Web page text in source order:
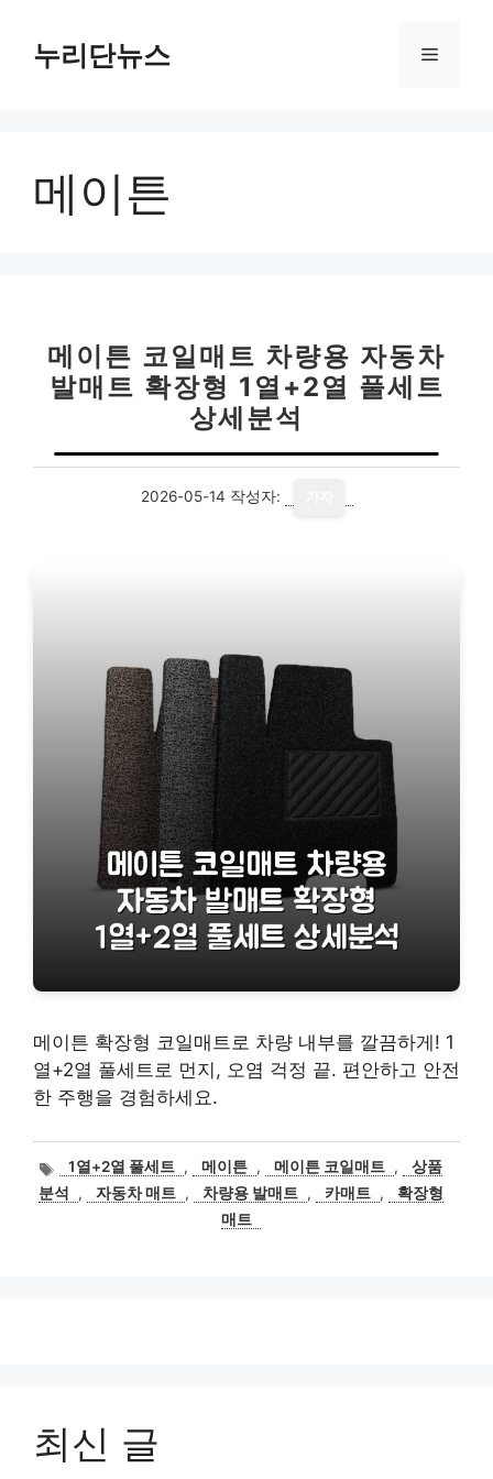
누리단뉴스 메
메이튼
메이튼 코일매트 차량용 자동차
발매트 확장형 1열+2열 풀세트
상세분석
2026-05-14 작성자:
메이튼 확장형 코일매트로 차량 내부를 깔끔하게! 1
열+2열 풀세트로 먼지, 오염 걱정 끝. 편안하고 안전
한 주행을 경험하세요.
태
그
1열+2열 풀세트 , 메이튼 , 메이튼 코일매트 ,
상품
분석
, 자동차 매트 , 차량용 발매트 , 카매트 ,
확장형
매트
최신 글